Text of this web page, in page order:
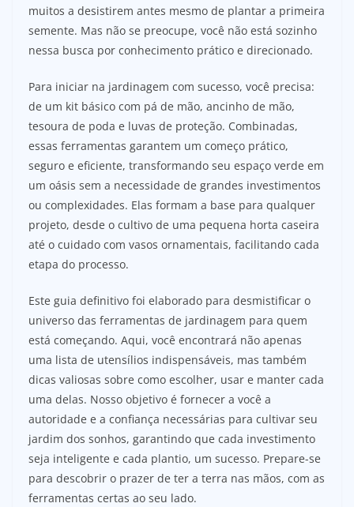
muitos a desistirem antes mesmo de plantar a primeira
semente. Mas não se preocupe, você não está sozinho
nessa busca por conhecimento prático e direcionado.
Para iniciar na jardinagem com sucesso, você precisa:
de um kit básico com pá de mão, ancinho de mão,
tesoura de poda e luvas de proteção. Combinadas,
essas ferramentas garantem um começo prático,
seguro e eficiente, transformando seu espaço verde em
um oásis sem a necessidade de grandes investimentos
ou complexidades. Elas formam a base para qualquer
projeto, desde o cultivo de uma pequena horta caseira
até o cuidado com vasos ornamentais, facilitando cada
etapa do processo.
Este guia definitivo foi elaborado para desmistificar o
universo das ferramentas de jardinagem para quem
está começando. Aqui, você encontrará não apenas
uma lista de utensílios indispensáveis, mas também
dicas valiosas sobre como escolher, usar e manter cada
uma delas. Nosso objetivo é fornecer a você a
autoridade e a confiança necessárias para cultivar seu
jardim dos sonhos, garantindo que cada investimento
seja inteligente e cada plantio, um sucesso. Prepare-se
para descobrir o prazer de ter a terra nas mãos, com as
ferramentas certas ao seu lado.